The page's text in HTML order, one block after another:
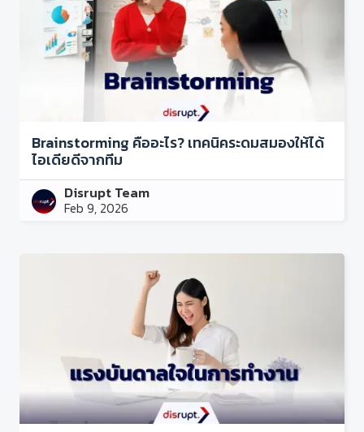
Brainstorming คืออะไร? เทคนิคระดมสมองให้ได้
ไอเดียดีจากทีม
Disrupt Team
Feb 9, 2026